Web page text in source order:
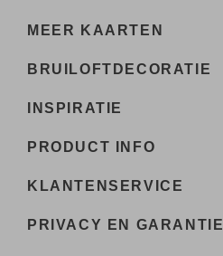
MEER KAARTEN
BRUILOFTDECORATIE
INSPIRATIE
PRODUCT INFO
KLANTENSERVICE
PRIVACY EN GARANTIE